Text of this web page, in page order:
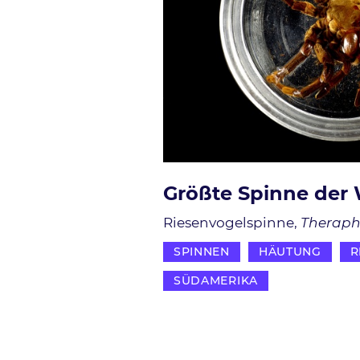
Größte Spinne der
Riesenvogelspinne
SPINNEN HÄUTUNG
SÜDAMERIKA